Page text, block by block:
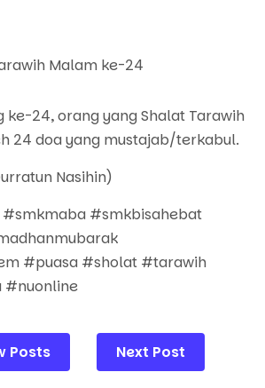
Malam ke-24
ke-24, orang yang Shalat Tarawih
24 doa yang mustajab/terkabul.
Nasihin)
#smkbisahebat
#puasa #sholat #tarawih
#nuonline
Posts Next Post